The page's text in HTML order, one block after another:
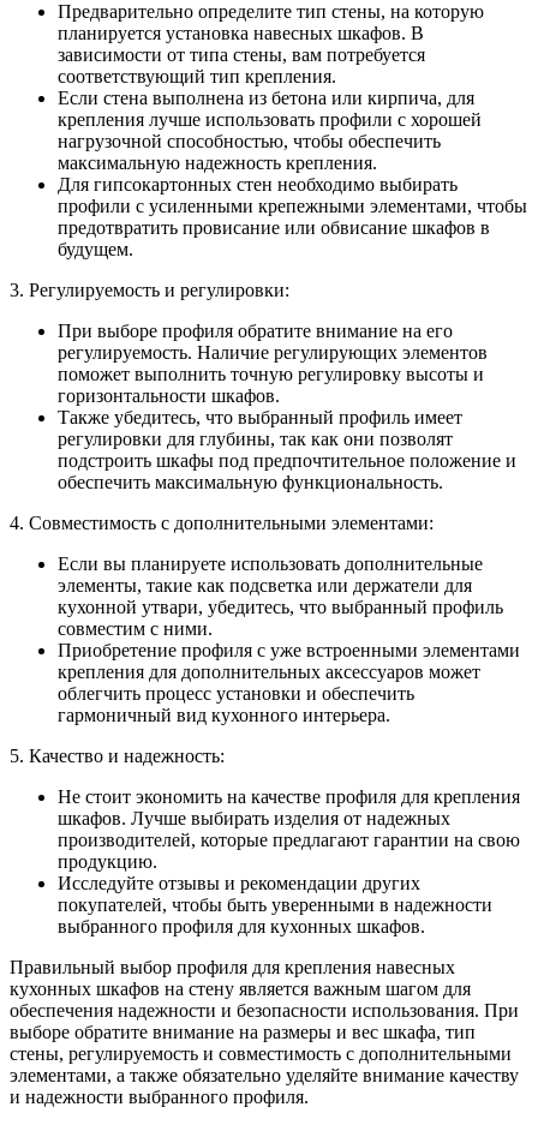
Предварительно определите тип стены, на которую
планируется установка навесных шкафов. В
зависимости от типа стены, вам потребуется
соответствующий тип крепления.
Если стена выполнена из бетона или кирпича, для
крепления лучше использовать профили с хорошей
нагрузочной способностью, чтобы обеспечить
максимальную надежность крепления.
Для гипсокартонных стен необходимо выбирать
профили с усиленными крепежными элементами, чтобы
предотвратить провисание или обвисание шкафов в
будущем.
3. Регулируемость и регулировки:
При выборе профиля обратите внимание на его
регулируемость. Наличие регулирующих элементов
поможет выполнить точную регулировку высоты и
горизонтальности шкафов.
Также убедитесь, что выбранный профиль имеет
регулировки для глубины, так как они позволят
подстроить шкафы под предпочтительное положение и
обеспечить максимальную функциональность.
4. Совместимость с дополнительными элементами:
Если вы планируете использовать дополнительные
элементы, такие как подсветка или держатели для
кухонной утвари, убедитесь, что выбранный профиль
совместим с ними.
Приобретение профиля с уже встроенными элементами
крепления для дополнительных аксессуаров может
облегчить процесс установки и обеспечить
гармоничный вид кухонного интерьера.
5. Качество и надежность:
Не стоит экономить на качестве профиля для крепления
шкафов. Лучше выбирать изделия от надежных
производителей, которые предлагают гарантии на свою
продукцию.
Исследуйте отзывы и рекомендации других
покупателей, чтобы быть уверенными в надежности
выбранного профиля для кухонных шкафов.
Правильный выбор профиля для крепления навесных
кухонных шкафов на стену является важным шагом для
обеспечения надежности и безопасности использования. При
выборе обратите внимание на размеры и вес шкафа, тип
стены, регулируемость и совместимость с дополнительными
элементами, а также обязательно уделяйте внимание качеству
и надежности выбранного профиля.